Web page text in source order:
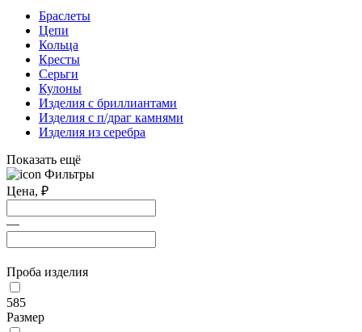
Браслеты
Цепи
Кольца
Кресты
Серьги
Кулоны
Изделия с бриллиантами
Изделия с п/драг камнями
Изделия из серебра
Показать ещё
Фильтры
Цена, ₽
—
Проба изделия
585
Размер